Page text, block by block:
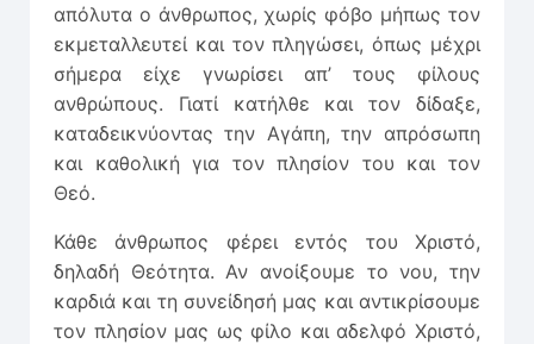
απόλυτα ο άνθρωπος, χωρίς φόβο μήπως τον
εκμεταλλευτεί και τον πληγώσει, όπως μέχρι
σήμερα είχε γνωρίσει απ’ τους φίλους
ανθρώπους. Γιατί κατήλθε και τον δίδαξε,
καταδεικνύοντας την Αγάπη, την απρόσωπη
και καθολική για τον πλησίον του και τον
Θεό.
Κάθε άνθρωπος φέρει εντός του Χριστό,
δηλαδή Θεότητα. Αν ανοίξουμε το νου, την
καρδιά και τη συνείδησή μας και αντικρίσουμε
τον πλησίον μας ως φίλο και αδελφό Χριστό,